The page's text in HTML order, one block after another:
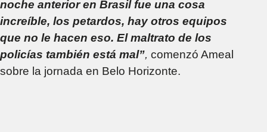
noche anterior en Brasil fue una cosa
increíble, los petardos, hay otros equipos
que no le hacen eso. El maltrato de los
policías también está mal”, comenzó Ameal
sobre la jornada en Belo Horizonte.